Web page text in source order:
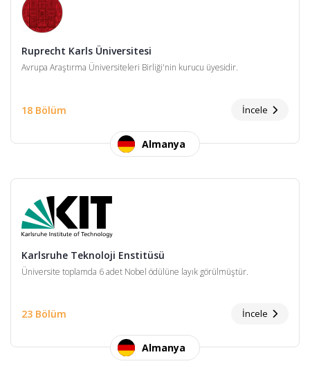
Ruprecht Karls Üniversitesi
Avrupa Araştırma Üniversiteleri Birliği'nin kurucu üyesidir.
18 Bölüm İncele
Almanya
Karlsruhe Teknoloji Enstitüsü
Üniversite toplamda 6 adet Nobel ödülüne layık görülmüştür.
23 Bölüm İncele
Almanya